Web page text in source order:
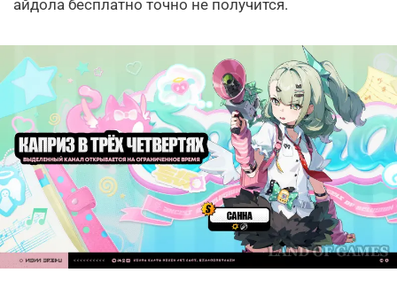
айдола бесплатно точно не получится.